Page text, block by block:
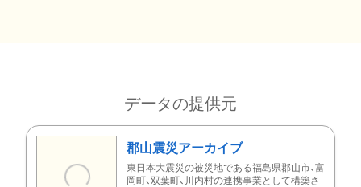
データの提供元
郡山震災アーカイブ
東日本大震災の被災地である福島県郡山市、富
岡町、双葉町、川内村の連携事業として構築さ